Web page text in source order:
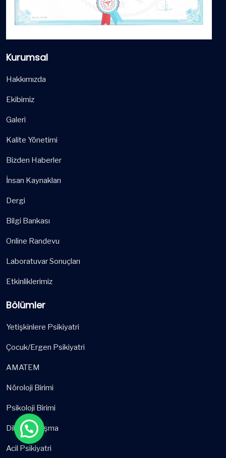
Kurumsal
Hakkımızda
Ekibimiz
Galeri
Kalite Yönetimi
Bizden Haberler
İnsan Kaynakları
Dergi
Bilgi Bankası
Online Randevu
Laboratuvar Sonuçları
Etkinliklerimiz
Bölümler
Yetişkinlere Psikiyatri
Çocuk/Ergen Psikiyatri
AMATEM
Nöroloji Birimi
Psikoloji Birimi
Dil ve Konuşma
Acil Psikiyatri